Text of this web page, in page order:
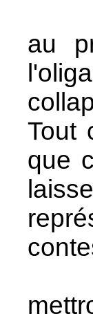
au
Tout
que